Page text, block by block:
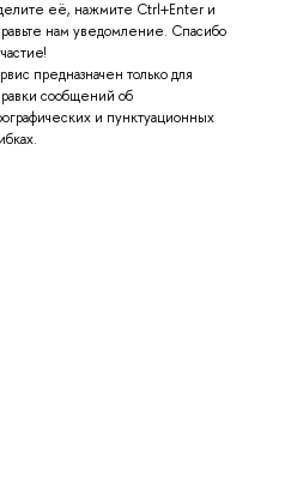
её, нажмите Ctrl+Enter и
нам уведомление. Спасибо
предназначен только для
сообщений об
и пунктуационных